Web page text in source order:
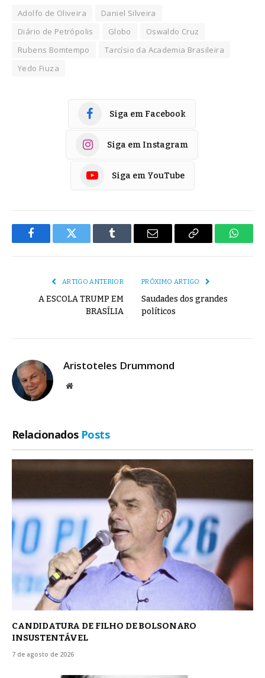
Adolfo de Oliveira
Daniel Silveira
Diário de Petrópolis
Globo
Oswaldo Cruz
Rubens Bomtempo
Tarcísio da Academia Brasileira
Yedo Fiuza
Siga em Facebook
Siga em Instagram
Siga em YouTube
FacebookTwitter Tumblr
E-
Copiar
ARTIGO ANTERIOR
A ESCOLA TRUMP EM
BRASÍLIA
PRÓXIMO ARTIGO
Saudades dos grandes
políticos
Aristoteles Drummond
Site
Relacionados Posts
CANDIDATURA DE FILHO DE BOLSONARO
INSUSTENTÁVEL
7 de agosto de 2026